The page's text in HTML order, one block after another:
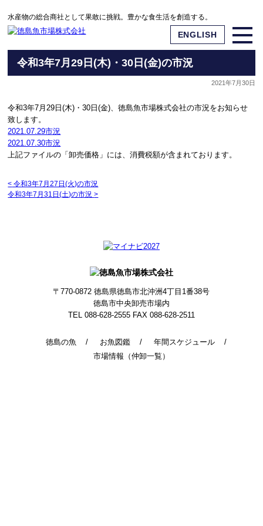
水産物の総合商社として果敢に挑戦。豊かな食生活を創造する。
ENGLISH
令和3年7月29日(木)・30日(金)の市況
2021年7月30日
令和3年7月29日(木)・30日(金)、徳島魚市場株式会社の市況をお知らせ
致します。
2021.07.29市況
2021.07.30市況
上記ファイルの「卸売価格」には、消費税額が含まれております。
< 令和3年7月27日(火)の市況
令和3年7月31日(土)の市況>
徳島の魚 お魚図鑑
年間スケジュール
市場情報（仲卸一覧）
〒770-0872徳島県徳島市北沖洲4丁目1番38号
徳島市中央卸売市場内
TEL 088-628-2555 FAX 088-628-2511